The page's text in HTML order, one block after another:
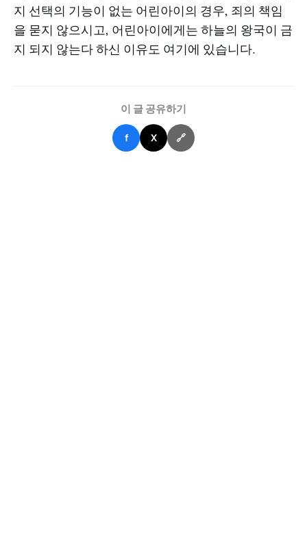
지 선택의 기능이 없는 어린아이의 경우, 죄의 책임
을 묻지 않으시고, 어린아이에게는 하늘의 왕국이 금
지 되지 않는다 하신 이유도 여기에 있습니다.
이 글 공유하기
f X 🔗